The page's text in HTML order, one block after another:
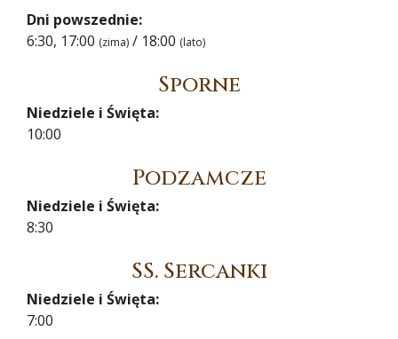
Dni powszednie:
6:30, 17:00 (zima) / 18:00 (lato)
Sporne
Niedziele i Święta:
10:00
Podzamcze
Niedziele i Święta:
8:30
SS. Sercanki
Niedziele i Święta:
7:00